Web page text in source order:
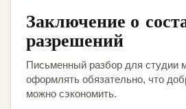
Заключение о
разрешений
Письменный разбор для студии
оформлять обязательно, что
можно сэкономить.